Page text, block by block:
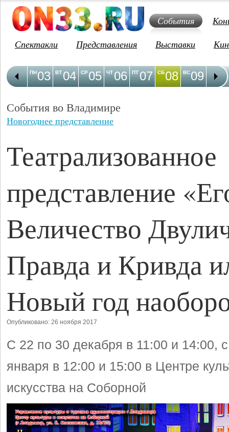
События
Спектакли
Представления Выставки
03
ПН 04
ВТ 05
СР 06
ЧТ 07
ПТ 08
СБ 09
ВС 10
ПН
События во Владимире
Новогоднее представление
Театрализованное
представление
Величество
Правда и Кривда
Новый год
Опубликовано: 26 ноября 2017
С 22 по 30 декабря в 11:00 и 14:00,
января в 12:00 и 15:00 в Центре
искусства на Соборной